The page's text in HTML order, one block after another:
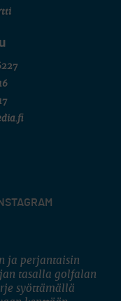
INSTAGRAM
ja perjantaisin
tasalla golfalan
syöttämällä